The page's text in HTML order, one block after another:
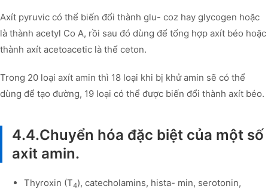
Axít pyruvic có thể biến đổi thành glu- coz hay glycogen hoặc
là thành acetyl Co A, rồi sau đó dùng để tổng hợp axít béo hoặc
thành axít acetoacetic là thể ceton.
Trong 20 loại axít amin thì 18 loại khi bị khử amin sẽ có thể
dùng để tạo đường, 19 loại có thể được biến đổi thành axít béo.
4.4.Chuyển hóa đặc biệt của một số
axit amin.
Thyroxin (T4), catecholamins, hista- min, serotonin,